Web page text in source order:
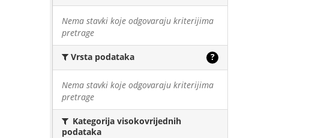
Nema stavki koje odgovaraju kriterijima
pretrage
Vrsta podataka ?
Nema stavki koje odgovaraju kriterijima
pretrage
Kategorija visokovrijednih
podataka